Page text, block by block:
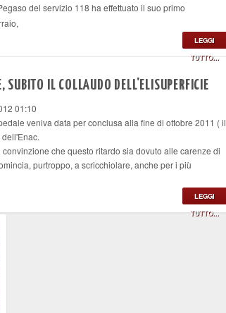
del servizio 118 ha effettuato il suo primo
LEGGI
TUTTO...
SUBITO IL COLLAUDO DELL'ELISUPERFICIE
01:10
veniva data per conclusa alla fine di ottobre 2011 ( il
che questo ritardo sia dovuto alle carenze di
purtroppo, a scricchiolare, anche per i più
LEGGI
TUTTO...